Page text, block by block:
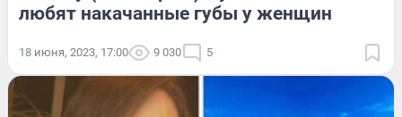
любят накачанные губы у женщин
18 июня, 2023, 17:00 9 030 5